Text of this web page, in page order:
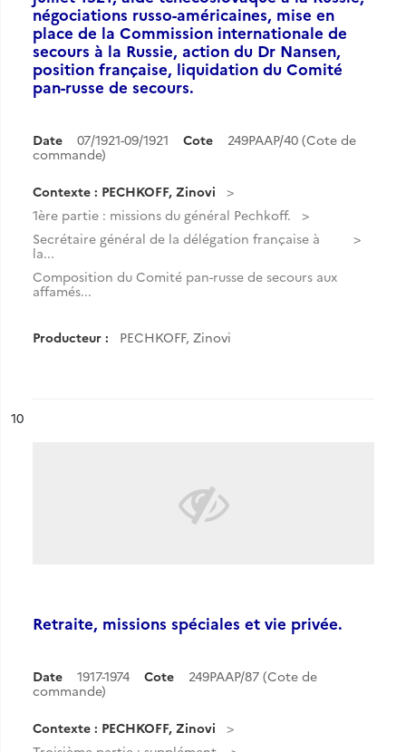
négociations russo-américaines, mise en
place de la Commission internationale de
secours à la Russie, action du Dr Nansen,
position française, liquidation du Comité
pan-russe de secours.
Date 07/1921-09/1921 Cote
249PAAP/40 (Cote de
commande)
Contexte : PECHKOFF, Zinovi
1ère partie : missions du général Pechkoff.
Secrétaire général de la délégation française à
la...
Composition du Comité pan-russe de secours aux
affamés...
Producteur : PECHKOFF, Zinovi
n°
10
Retraite, missions spéciales et vie privée.
Date 1917-1974 Cote
249PAAP/87 (Cote de
commande)
Contexte : PECHKOFF, Zinovi